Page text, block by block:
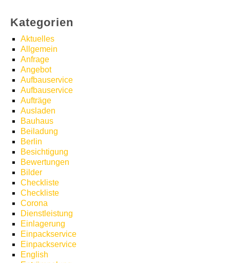
Kategorien
Aktuelles
Allgemein
Anfrage
Angebot
Aufbauservice
Aufbauservice
Aufträge
Ausladen
Bauhaus
Beiladung
Berlin
Besichtigung
Bewertungen
Bilder
Checkliste
Checkliste
Corona
Dienstleistung
Einlagerung
Einpackservice
Einpackservice
English